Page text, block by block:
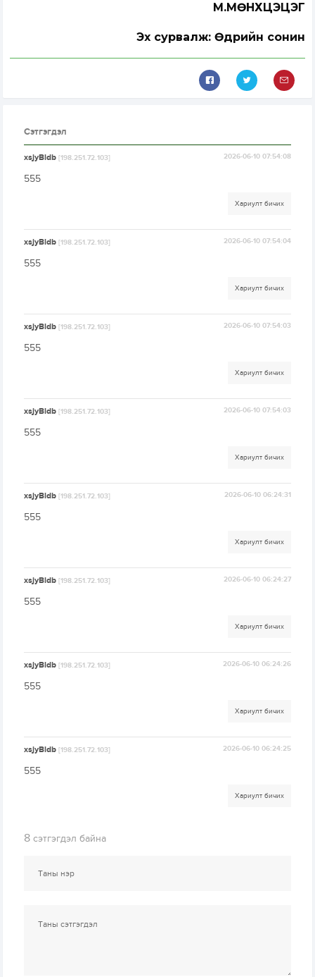
М.МӨНХЦЭЦЭГ
Эх сурвалж: Өдрийн сонин
Сэтгэгдэл
xsjyBldb[198.251.72.103] 2026-06-10 07:54:08
555
Хариулт бичих
xsjyBldb[198.251.72.103] 2026-06-10 07:54:04
555
Хариулт бичих
xsjyBldb[198.251.72.103] 2026-06-10 07:54:03
555
Хариулт бичих
xsjyBldb[198.251.72.103] 2026-06-10 07:54:03
555
Хариулт бичих
xsjyBldb[198.251.72.103] 2026-06-10 06:24:31
555
Хариулт бичих
xsjyBldb[198.251.72.103] 2026-06-10 06:24:27
555
Хариулт бичих
xsjyBldb[198.251.72.103] 2026-06-10 06:24:26
555
Хариулт бичих
xsjyBldb[198.251.72.103] 2026-06-10 06:24:25
555
Хариулт бичих
8 сэтгэгдэл байна